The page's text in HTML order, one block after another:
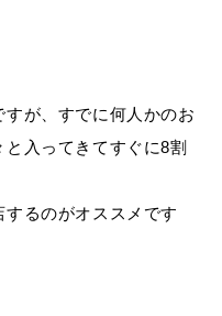
が、すでに何人かのお
と入ってきてすぐに8割
るのがオススメです